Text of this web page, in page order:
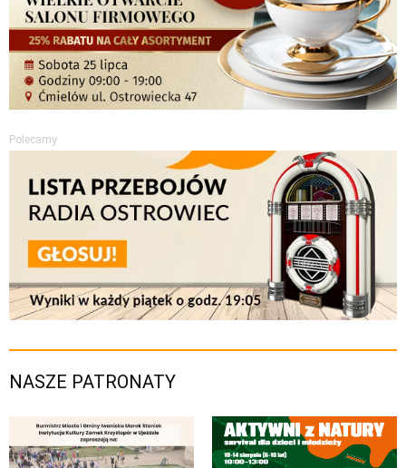
Polecamy
NASZE PATRONATY